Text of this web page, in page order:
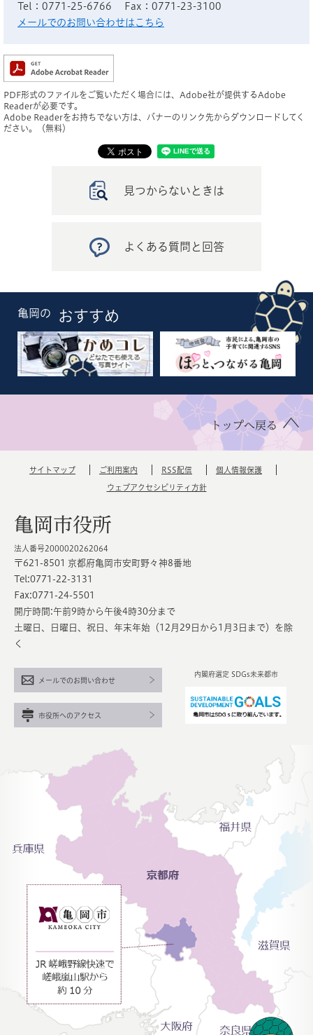
Tel：0771-25-6766
Fax：0771-23-3100
メールでのお問い合わせはこちら
PDF形式のファイルをご覧いただく場合には、Adobe社が提供するAdobe
Readerが必要です。
Adobe Readerをお持ちでない方は、バナーのリンク先からダウンロードしてく
ださい。（無料）
見つからないときは
よくある質問と回答
亀岡の おすすめ
トップへ戻る
サイトマップ ご利用案内 RSS配信 個人情報保護
ウェブアクセシビリティ方針
亀岡市役所
法人番号2000020262064
〒621-8501 京都府亀岡市安町野々神8番地
Tel:0771-22-3131
Fax:0771-24-5501
開庁時間:午前9時から午後4時30分まで
土曜日、日曜日、祝日、年末年始（12月29日から1月3日まで）を除
く
内閣府選定 SDGs未来都市
メールでのお問い合わせ
市役所へのアクセス